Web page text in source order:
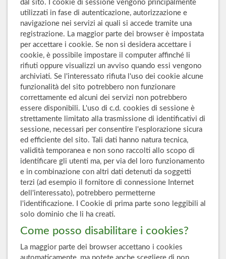
dal sito. I cookie di sessione vengono principalmente
utilizzati in fase di autenticazione, autorizzazione e
navigazione nei servizi ai quali si accede tramite una
registrazione. La maggior parte dei browser è impostata
per accettare i cookie. Se non si desidera accettare i
cookie, è possibile impostare il computer affinché li
rifiuti oppure visualizzi un avviso quando essi vengono
archiviati. Se l'interessato rifiuta l'uso dei cookie alcune
funzionalità del sito potrebbero non funzionare
correttamente ed alcuni dei servizi non potrebbero
essere disponibili. L'uso di c.d. cookies di sessione è
strettamente limitato alla trasmissione di identificativi di
sessione, necessari per consentire l'esplorazione sicura
ed efficiente del sito. Tali dati hanno natura tecnica,
validità temporanea e non sono raccolti allo scopo di
identificare gli utenti ma, per via del loro funzionamento
e in combinazione con altri dati detenuti da soggetti
terzi (ad esempio il fornitore di connessione Internet
dell'interessato), potrebbero permetterne
l'identificazione. I Cookie di prima parte sono leggibili al
solo dominio che li ha creati.
Come posso disabilitare i cookies?
La maggior parte dei browser accettano i cookies